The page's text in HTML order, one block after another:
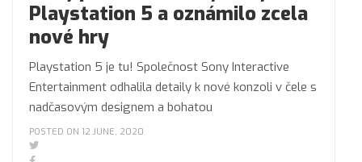
Playstation 5 a oznámilo zcela
nové hry
Playstation 5 je tu! Společnost Sony Interactive
Entertainment odhalila detaily k nové konzoli v čele s
nadčasovým designem a bohatou
POSTED ON 12 JUNE, 2020